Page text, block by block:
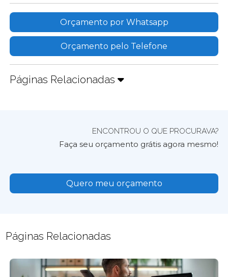
Orçamento por Whatsapp
Orçamento pelo Telefone
Páginas Relacionadas
ENCONTROU O QUE PROCURAVA?
Faça seu orçamento grátis agora mesmo!
Quero meu orçamento
Páginas Relacionadas